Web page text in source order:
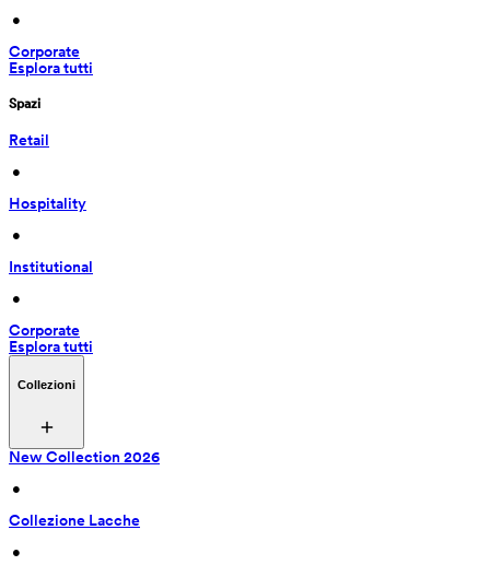
•
Corporate
Esplora tutti
Spazi
Retail
•
Hospitality
•
Institutional
•
Corporate
Esplora tutti
Collezioni
New Collection 2026
•
Collezione Lacche
•